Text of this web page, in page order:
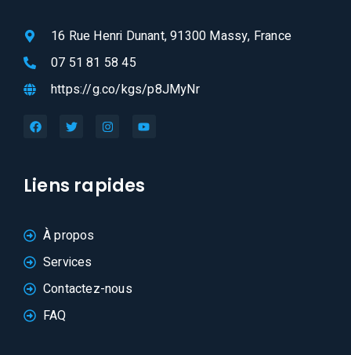
16 Rue Henri Dunant, 91300 Massy, France
07 51 81 58 45
https://g.co/kgs/p8JMyNr
Liens rapides
À propos
Services
Contactez-nous
FAQ